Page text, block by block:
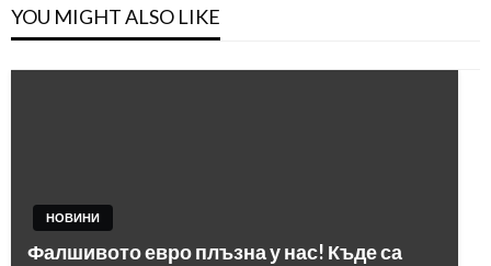
YOU MIGHT ALSO LIKE
НОВИНИ
Фалшивото евро плъзна у нас! Къде са